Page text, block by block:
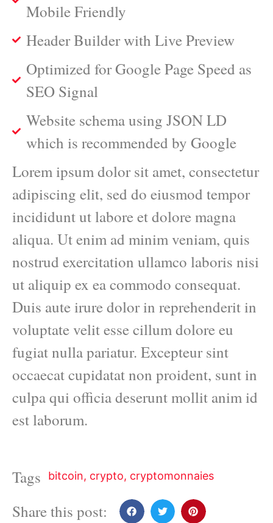
Mobile Friendly
Header Builder with Live Preview
Optimized for Google Page Speed as
SEO Signal
Website schema using JSON LD
which is recommended by Google
Lorem ipsum dolor sit amet, consectetur
adipiscing elit, sed do eiusmod tempor
incididunt ut labore et dolore magna
aliqua. Ut enim ad minim veniam, quis
nostrud exercitation ullamco laboris nisi
ut aliquip ex ea commodo consequat.
Duis aute irure dolor in reprehenderit in
voluptate velit esse cillum dolore eu
fugiat nulla pariatur. Excepteur sint
occaecat cupidatat non proident, sunt in
culpa qui officia deserunt mollit anim id
est laborum.
Tags bitcoin, crypto, cryptomonnaies
Share this post: